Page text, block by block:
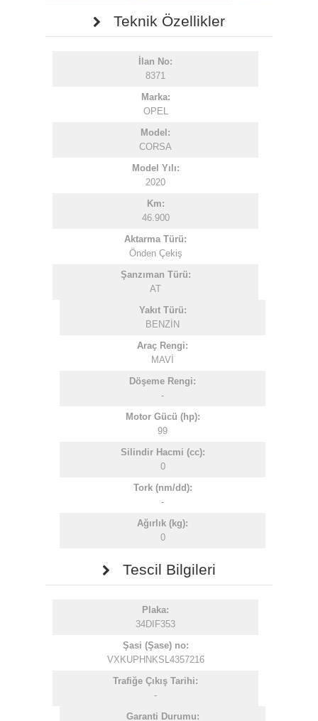
Teknik Özellikler
İlan No:
8371
Marka:
OPEL
Model:
CORSA
Model Yılı:
2020
Km:
46.900
Aktarma Türü:
Önden Çekiş
Şanzıman Türü:
AT
Yakıt Türü:
BENZİN
Araç Rengi:
MAVİ
Döşeme Rengi:
-
Motor Gücü (hp):
99
Silindir Hacmi (cc):
0
Tork (nm/dd):
-
Ağırlık (kg):
0
Tescil Bilgileri
Plaka:
34DIF353
Şasi (Şase) no:
VXKUPHNKSL4357216
Trafiğe Çıkış Tarihi:
-
Garanti Durumu: